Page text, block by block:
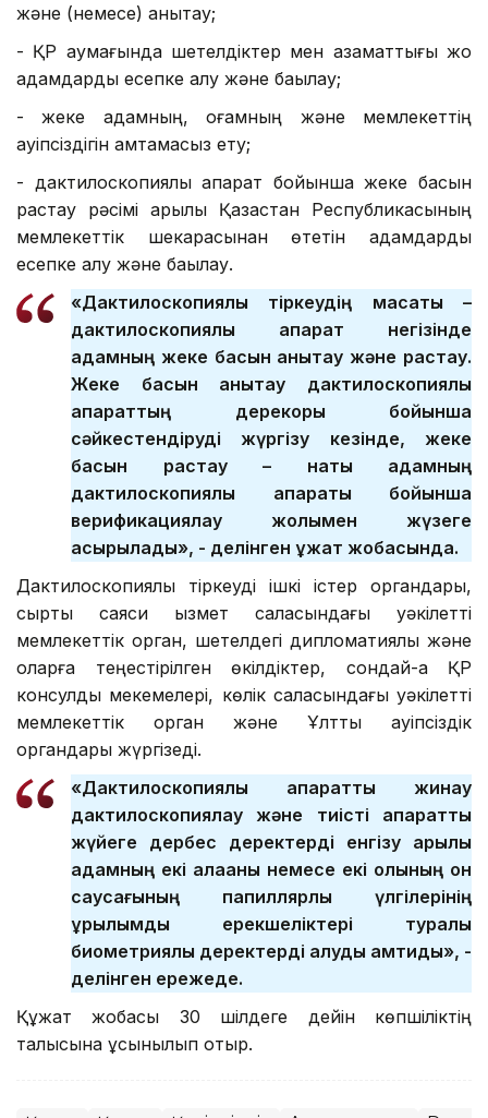
және (немесе) анықтау;
- ҚР аумағында шетелдіктер мен азаматтығы жоқ
адамдарды есепке алу және бақылау;
- жеке адамның, қоғамның және мемлекеттің
қауіпсіздігін қамтамасыз ету;
- дактилоскопиялық ақпарат бойынша жеке басын
растау рәсімі арқылы Қазақстан Республикасының
мемлекеттік шекарасынан өтетін адамдарды
есепке алу және бақылау.
«Дактилоскопиялық тіркеудің мақсаты –
дактилоскопиялық ақпарат негізінде
адамның жеке басын анықтау және растау.
Жеке басын анықтау дактилоскопиялық
ақпараттың дерекқоры бойынша
сәйкестендіруді жүргізу кезінде, жеке
басын растау – нақты адамның
дактилоскопиялық ақпараты бойынша
верификациялау жолымен жүзеге
асырылады», - делінген құжат жобасында.
Дактилоскопиялық тіркеуді ішкі істер органдары,
сыртқы саяси қызмет саласындағы уәкілетті
мемлекеттік орган, шетелдегі дипломатиялық және
оларға теңестірілген өкілдіктер, сондай-ақ ҚР
консулдық мекемелері, көлік саласындағы уәкілетті
мемлекеттік орган және Ұлттық қауіпсіздік
органдары жүргізеді.
«Дактилоскопиялық ақпаратты жинау
дактилоскопиялау және тиісті ақпараттық
жүйеге дербес деректерді енгізу арқылы
адамның екі алақаны немесе екі қолының он
саусағының папиллярлық үлгілерінің
құрылымдық ерекшеліктері туралы
биометриялық деректерді алуды қамтиды», -
делінген ережеде.
Құжат жобасы 30 шілдеге дейін көпшіліктің
талқысына ұсынылып отыр.